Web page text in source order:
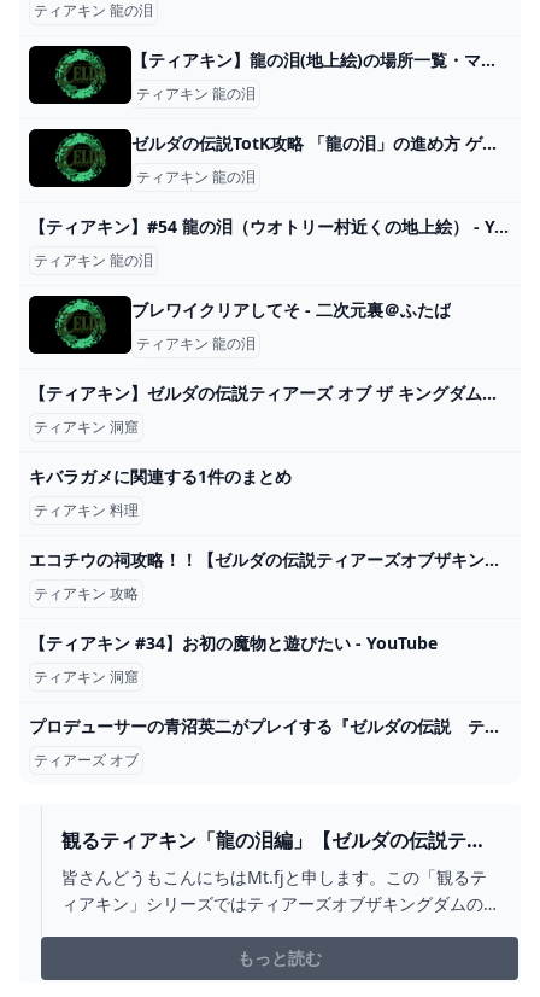
ティアキン 龍の泪
【ティアキン】龍の泪(地上絵)の場所一覧・マップ画像付き【ゼルダの伝説ティアーズオブザキングダム】 - SAMURAI GAMERS
ティアキン 龍の泪
ゼルダの伝説TotK攻略 「龍の泪」の進め方 ゲームセカイ
ティアキン 龍の泪
【ティアキン】#54 龍の泪（ウオトリー村近くの地上絵） - YouTube
ティアキン 龍の泪
ブレワイクリアしてそ - 二次元裏＠ふたば
ティアキン 龍の泪
【ティアキン】ゼルダの伝説ティアーズ オブ ザ キングダム（2周目） ククジャ谷東の洞窟のスタルヒノックス #ゼルダの伝説 #ティアキン #shorts - YouTube
ティアキン 洞窟
キバラガメに関連する1件のまとめ
ティアキン 料理
エコチウの祠攻略！！【ゼルダの伝説ティアーズオブザキングダム】#ティアキン - YouTube
ティアキン 攻略
【ティアキン #34】お初の魔物と遊びたい - YouTube
ティアキン 洞窟
プロデューサーの青沼英二がプレイする『ゼルダの伝説 ティアーズ オブ ザ キングダム』 - YouTube
ティアーズ オブ
観るティアキン「龍の泪編」【ゼルダの伝説ティ
アーズオブザキングダム】【THE LEGEND OF
ZELDA: TEARS OF THE KINGDOM】 - YOUTUBE
皆さんどうもこんにちはMt.fjと申します。この「観るテ
ィアキン」シリーズではティアーズオブザキングダムの
ると大変喜びます！よろしければ一言でもコメントして
いってください。チャンネル登録もお待ちしておりま
もっと読む